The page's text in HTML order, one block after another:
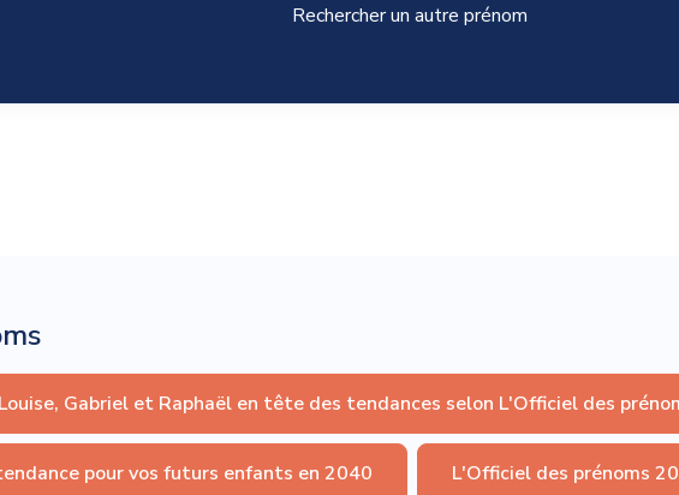
Rechercher un autre prénom
Gabriel et Raphaël en tête des tendances selon L'Officiel des
pour vos futurs enfants en 2040 L'Officiel des prénoms